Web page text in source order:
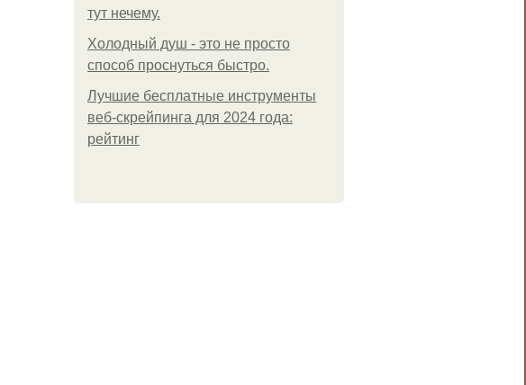
тут нечему.
Холодный душ - это не просто
способ проснуться быстро.
Лучшие бесплатные инструменты
веб-скрейпинга для 2024 года:
рейтинг